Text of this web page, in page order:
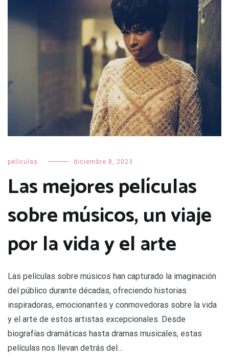
películas diciembre 8, 2023
Las mejores películas
sobre músicos, un viaje
por la vida y el arte
Las películas sobre músicos han capturado la imaginación
del público durante décadas, ofreciendo historias
inspiradoras, emocionantes y conmovedoras sobre la vida
y el arte de estos artistas excepcionales. Desde
biografías dramáticas hasta dramas musicales, estas
películas nos llevan detrás del…